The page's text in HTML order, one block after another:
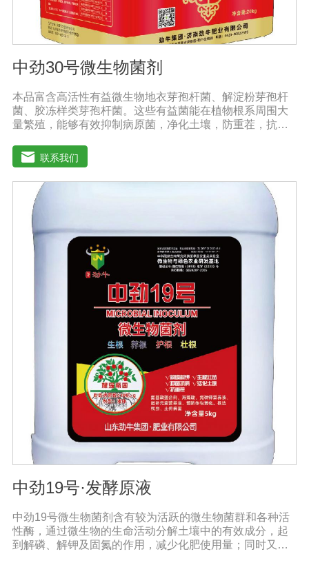
中劲30号微生物菌剂
本品富含高活性有益微生物地衣芽孢杆菌、解淀粉芽孢杆
菌、胶冻样类芽孢杆菌。这些有益菌能在植物根系周围大
量繁殖，能够有效抑制病原菌，净化土壤，防重茬，抗病
生物菌群，防止作物生理性病害的发生，促生根、吸收
快，促使作物快速生新根，提高叶绿素含量，增加叶片干
物质积累及果蔬中糖分和VC含量，提高产量、改善品质。
◆螯合养分、高效吸收：采用高纯度螯合态可溶性原料，
海藻中特有的海藻多糖、藻肮酸、高度饱和脂肪酸，可刺
激植物体内非特异活性因子的产生和调节内源素的平衡，
改善土壤酸化、板结。◆调控生长、转色膨果：激活植物
细胞活性，打破休眠障碍，促进花芽分化，增加雌花数
量，调控果柄离层细胞结构，提高授粉质量，提高坐果
率，促进果实膨大，上色快而均匀，果形端正。适宜作
物：本品登记作物:番茄。实践证明本产品在蔬菜、果树、
瓜果、大田、中草药材、花卉、苗木、茶树等多种作物上
具有显著效果。用法用量：冲施、滴灌：苗期亩用量5-10
公斤，膨果、转色期亩用量10-20公斤。灌根：稀释300-
800倍灌根，◆具体用法用量请根据土壤及作物情况，在专
业农技人员正确指导下使用。产品技术指标：有效活菌数
≥2亿/mLN+P205+K20≥240g/L多肽蛋白>30g/L有机质
≥50g/L注意事项：阴凉干燥处存放，禁止暴晒和雨淋。内
含大量有益活菌，禁止与杀菌剂或含铜物质混用。
联系我们
中劲19号·发酵原液
中劲19号微生物菌剂含有较为活跃的微生物菌群和各种活
性酶，通过微生物的生命活动分解土壤中的有效成分，起
到解磷、解钾及固氮的作用，减少化肥使用量；同时又能